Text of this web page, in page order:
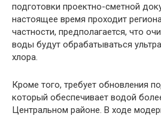
подготовки проектно-сметной
настоящее время проходит
частности, предполагается, что
воды будут обрабатываться
хлора.
Кроме того, требует обновления
который обеспечивает водой
Центральном районе. В ходе